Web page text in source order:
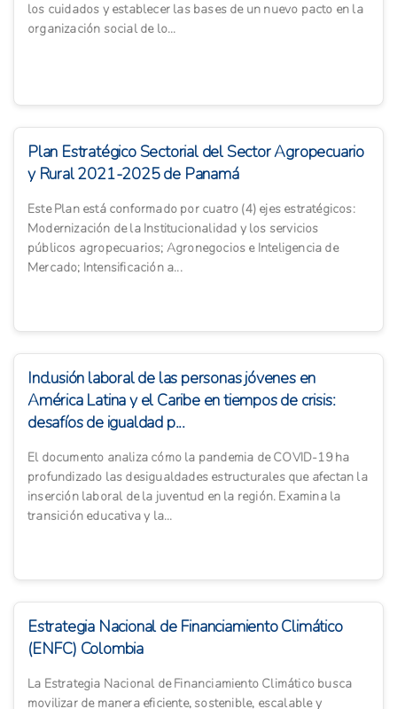
los cuidados y establecer las bases de un nuevo pacto en la
organización social de lo...
Plan Estratégico Sectorial del Sector Agropecuario
y Rural 2021-2025 de Panamá
Este Plan está conformado por cuatro (4) ejes estratégicos:
Modernización de la Institucionalidad y los servicios
públicos agropecuarios; Agronegocios e Inteligencia de
Mercado; Intensificación a...
Inclusión laboral de las personas jóvenes en
América Latina y el Caribe en tiempos de crisis:
desafíos de igualdad p...
El documento analiza cómo la pandemia de COVID-19 ha
profundizado las desigualdades estructurales que afectan la
inserción laboral de la juventud en la región. Examina la
transición educativa y la...
Estrategia Nacional de Financiamiento Climático
(ENFC) Colombia
La Estrategia Nacional de Financiamiento Climático busca
movilizar de manera eficiente, sostenible, escalable y